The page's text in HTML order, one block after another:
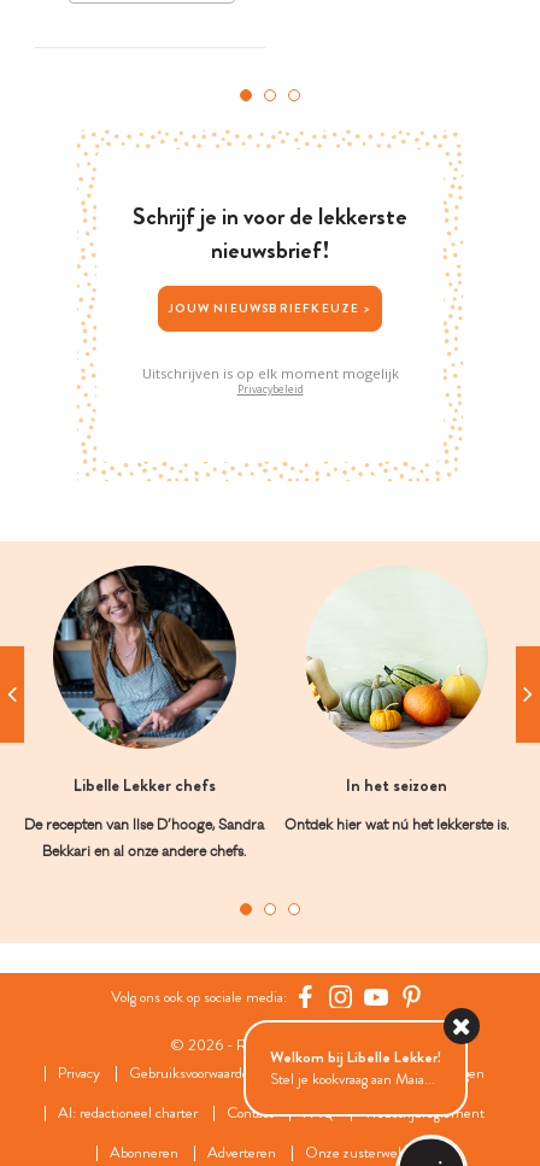
Schrijf je in voor de lekkerste
nieuwsbrief!
JOUW NIEUWSBRIEFKEUZE >
Uitschrijven is op elk moment mogelijk
Privacybeleid
Libelle Lekker chefs
De recepten van Ilse D’hooge, Sandra
Bekkari en al onze andere chefs.
In het seizoen
Ontdek hier wat nú het lekkerste is.
Volg ons ook op sociale media:
© 2026 - Roularta Media Group
Privacy
Gebruiksvoorwaarden Cookies
Cookies instellingen
AI: redactioneel charter
Contact FAQ
Wedstrijdreglement
Abonneren
Adverteren Onze zusterwebsites
Welkom bij Libelle Lekker!
Stel je kookvraag aan Maia...